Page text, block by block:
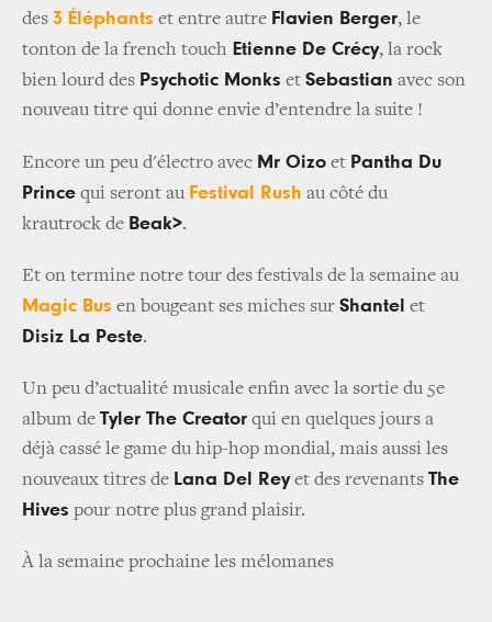
des 3 Éléphants et entre autre Flavien Berger, le
tonton de la french touch Etienne De Crécy, la rock
bien lourd des Psychotic Monks et Sebastian avec son
nouveau titre qui donne envie d’entendre la suite !
Encore un peu d'électro avec Mr Oizo et Pantha Du
Prince qui seront au Festival Rush au côté du
krautrock de Beak>.
Et on termine notre tour des festivals de la semaine au
Magic Bus en bougeant ses miches sur Shantel et
Disiz La Peste.
Un peu d’actualité musicale enfin avec la sortie du 5e
album de Tyler The Creator qui en quelques jours a
déjà cassé le game du hip-hop mondial, mais aussi les
nouveaux titres de Lana Del Reyet des revenants The
Hives pour notre plus grand plaisir.
À la semaine prochaine les mélomanes